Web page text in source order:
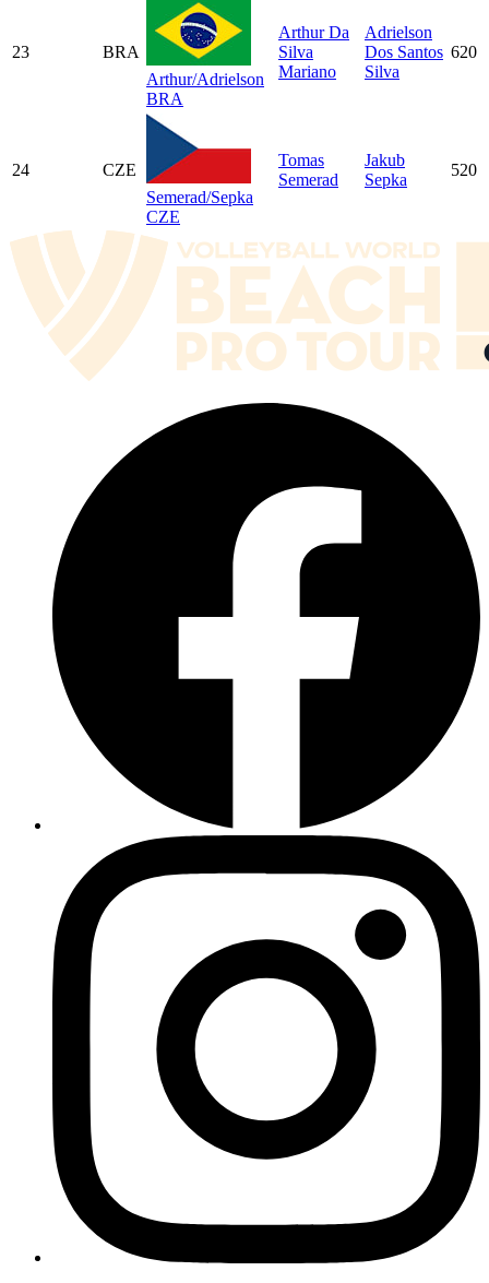
23
BRA
Arthur/Adrielson
BRA
Arthur Da
Silva
Mariano
Adrielson
Dos Santos
Silva
620
24
CZE
Semerad/Sepka
CZE
Tomas
Semerad
Jakub
Sepka
520